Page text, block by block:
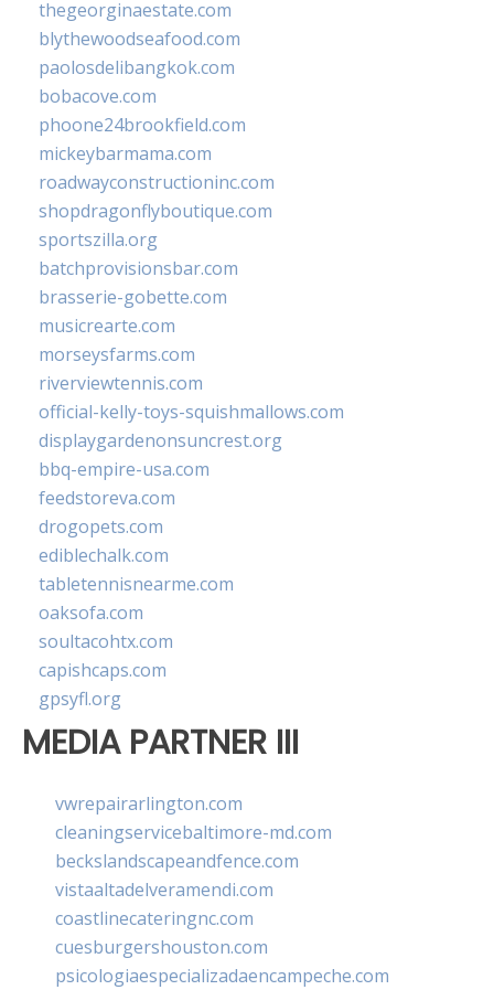
thegeorginaestate.com
blythewoodseafood.com
paolosdelibangkok.com
bobacove.com
phoone24brookfield.com
mickeybarmama.com
roadwayconstructioninc.com
shopdragonflyboutique.com
sportszilla.org
batchprovisionsbar.com
brasserie-gobette.com
musicrearte.com
morseysfarms.com
riverviewtennis.com
official-kelly-toys-squishmallows.com
displaygardenonsuncrest.org
bbq-empire-usa.com
feedstoreva.com
drogopets.com
ediblechalk.com
tabletennisnearme.com
oaksofa.com
soultacohtx.com
capishcaps.com
gpsyfl.org
MEDIA PARTNER III
vwrepairarlington.com
cleaningservicebaltimore-md.com
beckslandscapeandfence.com
vistaaltadelveramendi.com
coastlinecateringnc.com
cuesburgershouston.com
psicologiaespecializadaencampeche.com